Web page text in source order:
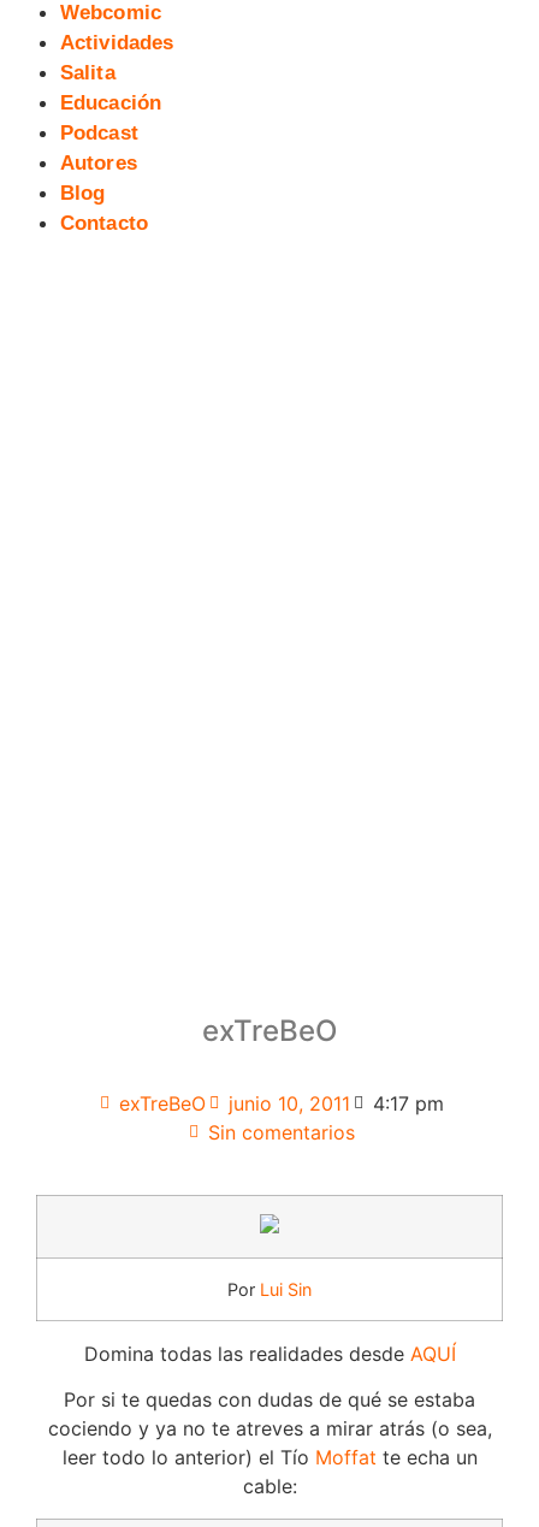
Webcomic
Actividades
Salita
Educación
Podcast
Autores
Blog
Contacto
exTreBeO
exTreBeO junio 10, 2011
4:17 pm
Sin comentarios
Por Lui Sin
Domina todas las realidades desde AQUÍ
Por si te quedas con dudas de qué se estaba
cociendo y ya no te atreves a mirar atrás (o sea,
leer todo lo anterior) el Tío Moffat te echa un
cable: